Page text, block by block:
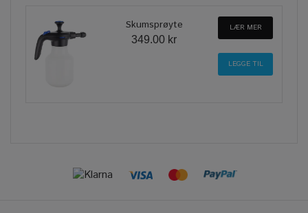
Skumsprøyte
349.00 kr
LÆR MER